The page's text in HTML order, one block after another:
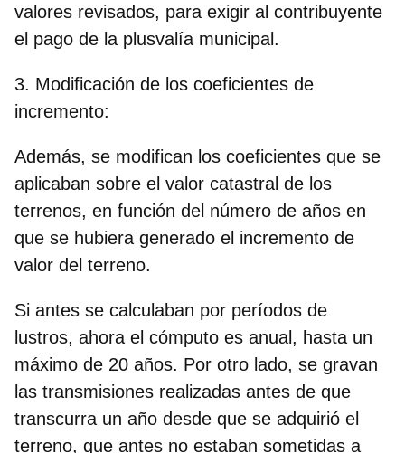
valores revisados, para exigir al contribuyente
el pago de la plusvalía municipal.
3. Modificación de los coeficientes de
incremento:
Además, se modifican los coeficientes que se
aplicaban sobre el valor catastral de los
terrenos, en función del número de años en
que se hubiera generado el incremento de
valor del terreno.
Si antes se calculaban por períodos de
lustros, ahora el cómputo es anual, hasta un
máximo de 20 años. Por otro lado, se gravan
las transmisiones realizadas antes de que
transcurra un año desde que se adquirió el
terreno, que antes no estaban sometidas a